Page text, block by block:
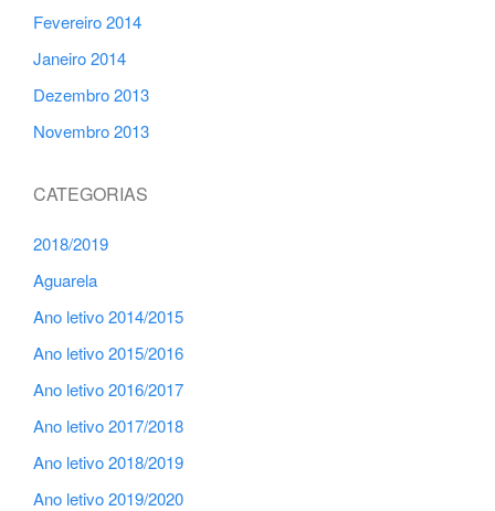
Fevereiro 2014
Janeiro 2014
Dezembro 2013
Novembro 2013
CATEGORIAS
2018/2019
Aguarela
Ano letivo 2014/2015
Ano letivo 2015/2016
Ano letivo 2016/2017
Ano letivo 2017/2018
Ano letivo 2018/2019
Ano letivo 2019/2020